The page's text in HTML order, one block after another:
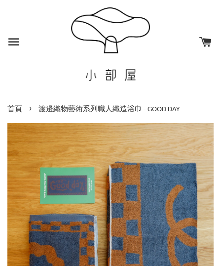
首頁 › 渡邊織物藝術系列職人織造浴巾 - GOOD DAY